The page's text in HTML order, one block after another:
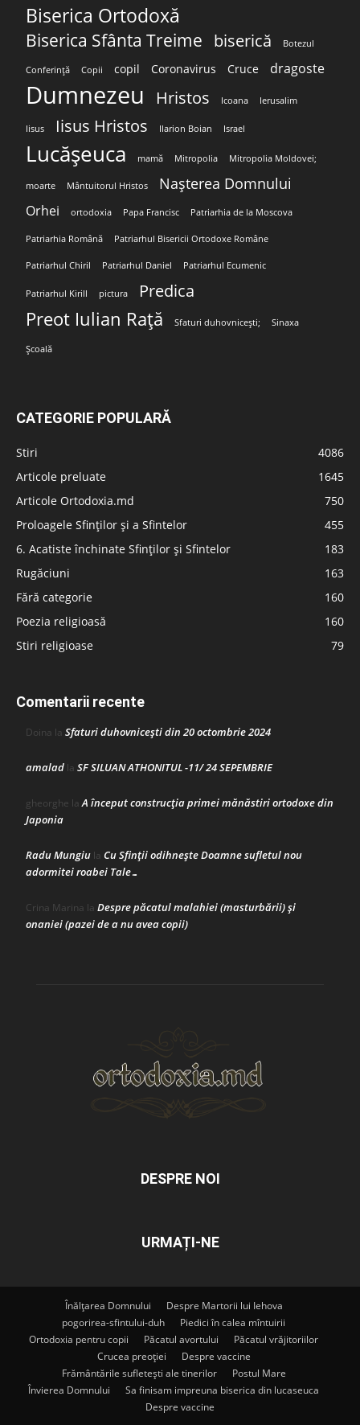
Biserica Ortodoxă
Biserica Sfânta Treime biserică Botezul
Conferință Copii copil Coronavirus Cruce dragoste
Dumnezeu Hristos Icoana Ierusalim
Iisus Iisus Hristos Ilarion Boian Israel
Lucășeuca mamă Mitropolia Mitropolia Moldovei;
moarte Mântuitorul Hristos Nașterea Domnului
Orhei ortodoxia Papa Francisc Patriarhia de la Moscova
Patriarhia Română Patriarhul Bisericii Ortodoxe Române
Patriarhul Chiril Patriarhul Daniel Patriarhul Ecumenic
Patriarhul Kirill pictura Predica
Preot Iulian Rață Sfaturi duhovnicești; Sinaxa
Școală
CATEGORIE POPULARĂ
Stiri
4086
Articole preluate
1645
Articole Ortodoxia.md
750
Proloagele Sfinților și a Sfintelor
455
6. Acatiste închinate Sfinților și Sfintelor
183
Rugăciuni
163
Fără categorie
160
Poezia religioasă
160
Stiri religioase
79
Comentarii recente
Doina la Sfaturi duhovnicești din 20 octombrie 2024
amalad la SF SILUAN ATHONITUL -11/ 24 SEPEMBRIE
gheorghe laA început construcţia primei mănăstiri ortodoxe din
Japonia
Radu Mungiu la Cu Sfinții odihnește Doamne sufletul nou
adormitei roabei Tale…
Crina Marina la Despre păcatul malahiei (masturbării) şi
onaniei (pazei de a nu avea copii)
DESPRE NOI
URMAȚI-NE
Înălțarea Domnului
Despre Martorii lui Iehova
pogorirea-sfintului-duh
Piedici în calea mîntuirii
Ortodoxia pentru copii
Păcatul avortului
Păcatul vrăjitoriilor
Crucea preoției
Despre vaccine
Frământările sufletești ale tinerilor
Postul Mare
Învierea Domnului
Sa finisam impreuna biserica din lucaseuca
Despre vaccine